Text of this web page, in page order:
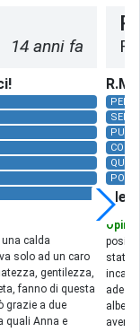
14 anni fa
una calda
solo ad un caro
gentilezza,
fanno di questa
grazie a due
quali Anna e
stato